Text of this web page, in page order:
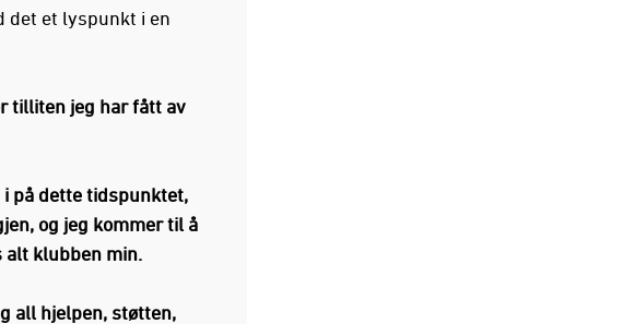
det et lyspunkt i en
tilliten jeg har fått av
på dette tidspunktet,
og jeg kommer til å
klubben min.
all hjelpen, støtten,